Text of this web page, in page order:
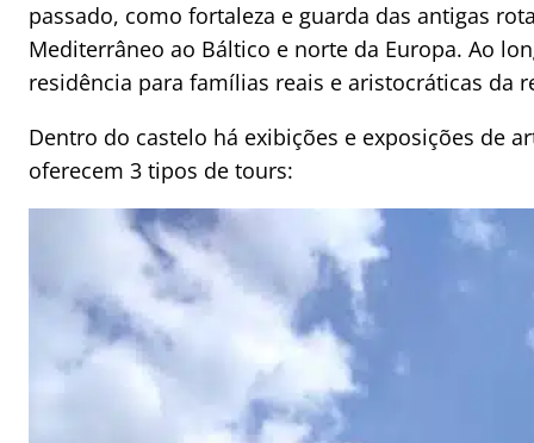
passado, como fortaleza e guarda das antigas
Mediterrâneo ao Báltico e norte da Europa. Ao
residência para famílias reais e aristocráticas da
Dentro do castelo há exibições e exposições de
oferecem 3 tipos de tours: